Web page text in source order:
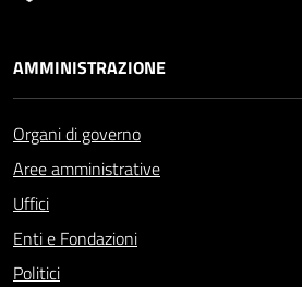
AMMINISTRAZIONE
Organi di governo
Aree amministrative
Uffici
Enti e Fondazioni
Politici